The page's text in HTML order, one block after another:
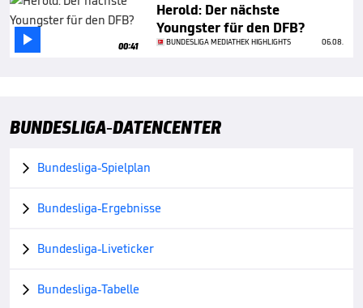
 00:41
Herold: Der nächste
Youngster für den DFB?
BUNDESLIGA MEDIATHEK HIGHLIGHTS 06.08.
BUNDESLIGA-DATENCENTER
 Bundesliga-Spielplan
 Bundesliga-Ergebnisse
 Bundesliga-Liveticker
 Bundesliga-Tabelle